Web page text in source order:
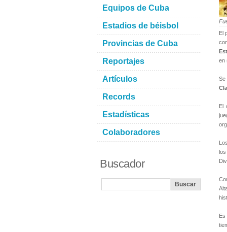
El
en
El
los
Es
Equipos de Cuba
Estadios de béisbol
Provincias de Cuba
Reportajes
Artículos
Records
Estadísticas
Colaboradores
Buscador